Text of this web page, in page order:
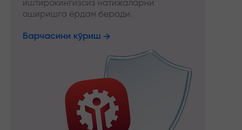
иштирокингизсиз натижаларни
оширишга ёрдам беради.
Барчасини кўриш